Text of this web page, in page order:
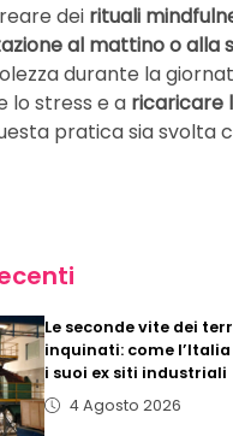
dei rituali
al mattino o alla
durante la
lo stress e a ricaricare
pratica sia svolta
Le seconde vite dei
inquinati: come
i suoi ex siti industriali
4 Agosto 2026